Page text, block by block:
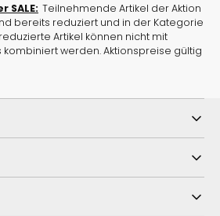
SALE: Teilnehmende Artikel der Aktion
bereits reduziert und in der Kategorie
reduzierte Artikel können nicht mit
werden. Aktionspreise gültig